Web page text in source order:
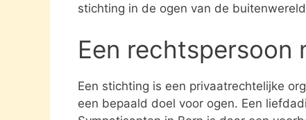
stichting in de ogen van de
Een rechtspersoon
Een stichting is een privaatrechtelijke
een bepaald doel voor ogen. Een